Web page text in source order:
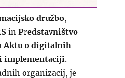
družbo,
in Predstavništvo
Aktu o digitalnih
implementaciji.
organizacij, je